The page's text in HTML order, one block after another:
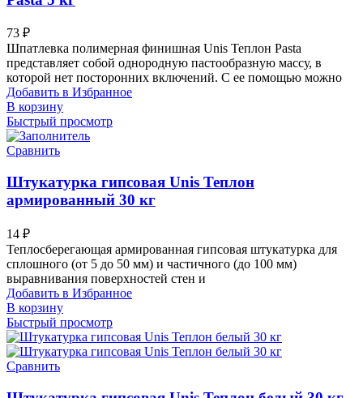
73 ₽
Шпатлевка полимерная финишная Unis Теплон Pasta
представляет собой однородную пастообразную массу, в
которой нет посторонних включений. С ее помощью можно
Добавить в Избранное
В корзину
Быстрый просмотр
Сравнить
Штукатурка гипсовая Unis Теплон
армированный 30 кг
14 ₽
Теплосберегающая армированная гипсовая штукатурка для
сплошного (от 5 до 50 мм) и частичного (до 100 мм)
выравнивания поверхностей стен и
Добавить в Избранное
В корзину
Быстрый просмотр
Сравнить